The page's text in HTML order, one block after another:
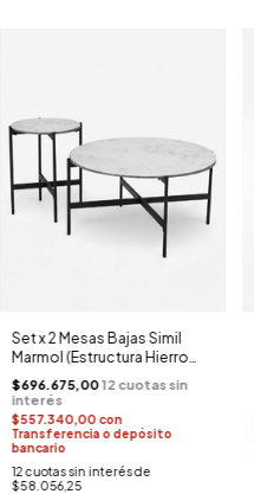
Set x 2 Mesas Bajas Simil
Marmol (Estructura Hierro
Negro)
$696.675,00
$557.340,00 con
Transferencia o depósito
bancario
12 cuotas sin interés de
$58.056,25